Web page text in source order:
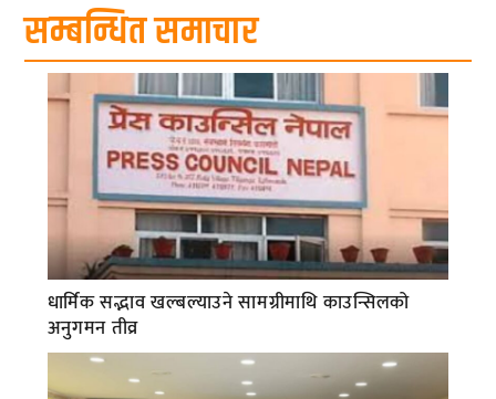
सम्बन्धित समाचार
धार्मिक सद्भाव खल्बल्याउने सामग्रीमाथि काउन्सिलको
अनुगमन तीव्र